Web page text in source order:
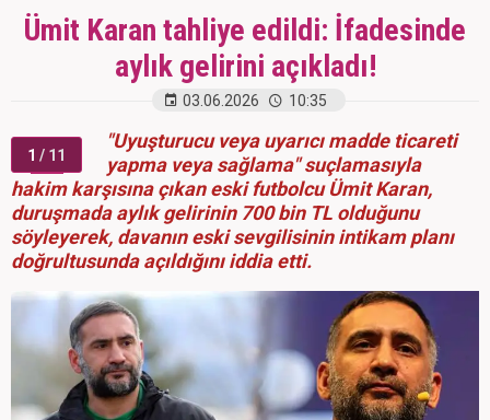
Ümit Karan tahliye edildi: İfadesinde
aylık gelirini açıkladı!
03.06.2026 10:35
1 / 11
"Uyuşturucu veya uyarıcı madde ticareti
yapma veya sağlama" suçlamasıyla
hakim karşısına çıkan eski futbolcu Ümit Karan,
duruşmada aylık gelirinin 700 bin TL olduğunu
söyleyerek, davanın eski sevgilisinin intikam planı
doğrultusunda açıldığını iddia etti.